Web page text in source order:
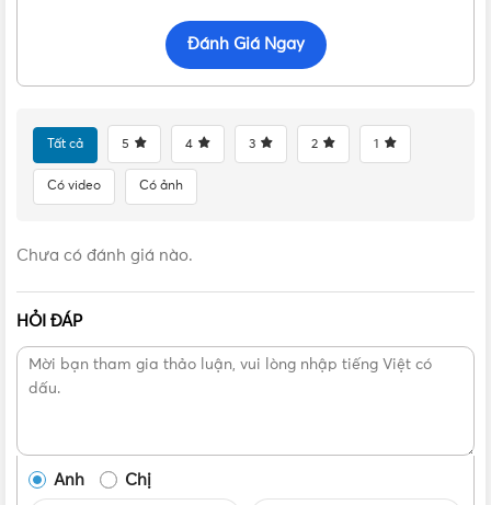
Cam kết sản phẩm chính hãng, mức giá tốt,
hỗ trợ giao hàng nhanh ở các tỉnh đáp cùng nhiều
chương trình hấp dẫn ứng nhu cầu của khách hàng.
Đánh Giá Ngay
Tất cả 5 4 3 2 1
Có video Có ảnh
Chưa có đánh giá nào.
HỎI ĐÁP
Anh Chị